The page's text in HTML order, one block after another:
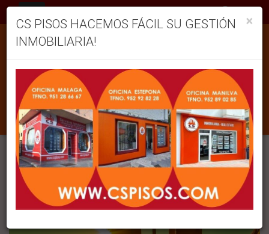
¿CUÁL ES LA MEJOR ORIENTACIÓN
PARA COMPRAR TU VIVIENDA?
×
CS PISOS HACEMOS FÁCIL SU GESTIÓN
INMOBILIARIA!